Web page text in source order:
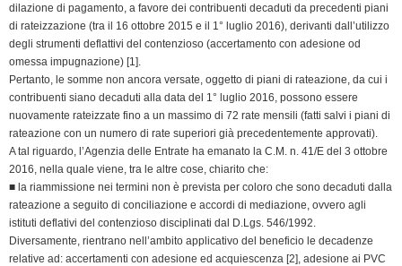
e
n
d
l
y
dilazione di pagamento, a favore dei contribuenti decaduti da precedenti piani
di rateizzazione (tra il 16 ottobre 2015 e il 1° luglio 2016), derivanti dall’utilizzo
degli strumenti deflattivi del contenzioso (accertamento con adesione od
omessa impugnazione) [1].
Pertanto, le somme non ancora versate, oggetto di piani di rateazione, da cui i
contribuenti siano decaduti alla data del 1° luglio 2016, possono essere
nuovamente rateizzate fino a un massimo di 72 rate mensili (fatti salvi i piani di
rateazione con un numero di rate superiori già precedentemente approvati).
A tal riguardo, l’Agenzia delle Entrate ha emanato la C.M. n. 41/E del 3 ottobre
2016, nella quale viene, tra le altre cose, chiarito che:
■ la riammissione nei termini non è prevista per coloro che sono decaduti dalla
rateazione a seguito di conciliazione e accordi di mediazione, ovvero agli
istituti deflativi del contenzioso disciplinati dal D.Lgs. 546/1992.
Diversamente, rientrano nell’ambito applicativo del beneficio le decadenze
relative ad: accertamenti con adesione ed acquiescenza [2], adesione ai PVC